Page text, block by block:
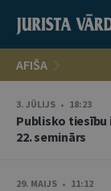
AFIŠA
3. JŪLIJS • 18:23
Publisko
22. seminārs
29. MAIJS • 11:12